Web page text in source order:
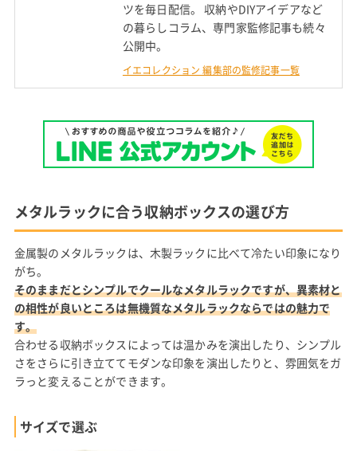
ツを毎日配信。 収納やDIYアイデアなど
の暮らしコラム、専門家監修記事も続々
公開中。
イエコレクション 編集部の監修記事一覧
メタルラックに合う収納ボックスの選び方
金属製のメタルラックは、木製ラックに比べて冷たい印象になり
がち。
そのままだとシンプルでクールなメタルラックですが、異素材と
の相性が良いところは無機質なメタルラックならではの魅力で
す。
合わせる収納ボックスによっては温かみを演出したり、シンプル
さをさらに引き立ててモダンな印象を演出したりと、雰囲気をガ
ラっと変えることができます。
サイズで選ぶ